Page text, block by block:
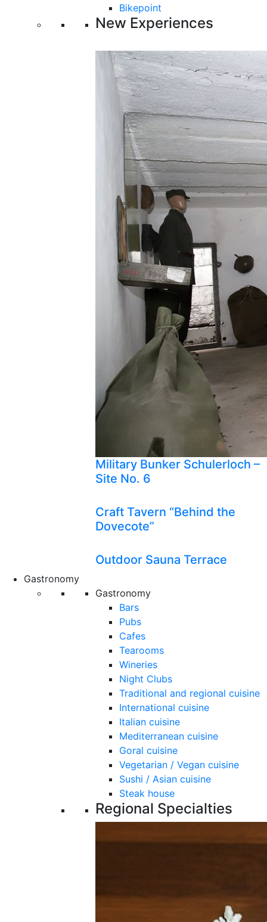
Bikepoint
New Experiences
Military Bunker Schulerloch –
Site No. 6
Craft Tavern “Behind the
Dovecote”
Outdoor Sauna Terrace
Gastronomy
Gastronomy
Bars
Pubs
Cafes
Tearooms
Wineries
Night Clubs
Traditional and regional cuisine
International cuisine
Italian cuisine
Mediterranean cuisine
Goral cuisine
Vegetarian / Vegan cuisine
Sushi / Asian cuisine
Steak house
Regional Specialties